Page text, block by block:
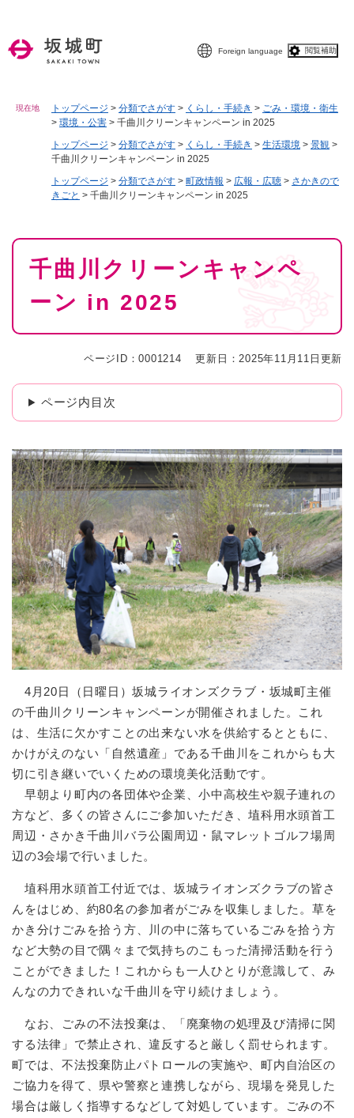
Foreign language 閲覧補助
現在地 トップページ > 分類でさがす > くらし・手続き > ごみ・環境・衛生
> 環境・公害 > 千曲川クリーンキャンペーン in 2025
トップページ > 分類でさがす > くらし・手続き > 生活環境 > 景観 >
千曲川クリーンキャンペーン in 2025
トップページ > 分類でさがす > 町政情報 > 広報・広聴 > さかきので
きごと > 千曲川クリーンキャンペーン in 2025
本
千曲川クリーンキャンペ
ーン in 2025
ページID：0001214 更新日：2025年11月11日更新
ページ内目次
4月20日（日曜日）坂城ライオンズクラブ・坂城町主催
の千曲川クリーンキャンペーンが開催されました。これ
は、生活に欠かすことの出来ない水を供給するとともに、
かけがえのない「自然遺産」である千曲川をこれからも大
切に引き継いでいくための環境美化活動です。
早朝より町内の各団体や企業、小中高校生や親子連れの
方など、多くの皆さんにご参加いただき、埴科用水頭首工
周辺・さかき千曲川バラ公園周辺・鼠マレットゴルフ場周
辺の3会場で行いました。
埴科用水頭首工付近では、坂城ライオンズクラブの皆さ
んをはじめ、約80名の参加者がごみを収集しました。草を
かき分けごみを拾う方、川の中に落ちているごみを拾う方
など大勢の目で隅々まで気持ちのこもった清掃活動を行う
ことができました！これからも一人ひとりが意識して、み
んなの力できれいな千曲川を守り続けましょう。
なお、ごみの不法投棄は、「廃棄物の処理及び清掃に関
する法律」で禁止され、違反すると厳しく罰せられます。
町では、不法投棄防止パトロールの実施や、町内自治区の
ご協力を得て、県や警察と連携しながら、現場を発見した
場合は厳しく指導するなどして対処しています。ごみの不